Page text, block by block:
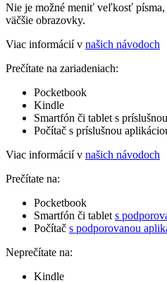
Nie je možné meniť veľkosť
väčšie obrazovky.
Viac informácií v našich návodoch
Prečítate na zariadeniach:
Pocketbook
Kindle
Smartfón či tablet s
Počítač s príslušnou
Viac informácií v našich návodoch
Prečítate na:
Pocketbook
Smartfón či tablet s
Počítač s podporovanou
Neprečítate na:
Kindle